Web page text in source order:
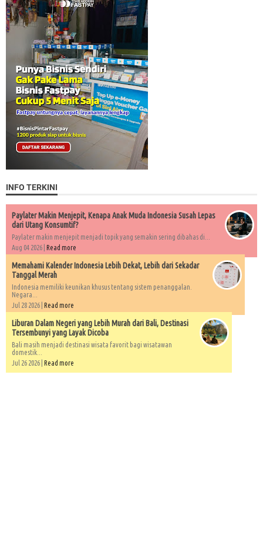
INFO TERKINI
Paylater Makin Menjepit, Kenapa Anak Muda Indonesia Susah Lepas
dari Utang Konsumtif?
Paylater makin menjepit menjadi topik yang semakin sering dibahas di...
Aug 04 2026 | Read more
Memahami Kalender Indonesia Lebih Dekat, Lebih dari Sekadar
Tanggal Merah
Indonesia memiliki keunikan khusus tentang sistem penanggalan.
Negara...
Jul 28 2026 | Read more
Liburan Dalam Negeri yang Lebih Murah dari Bali, Destinasi
Tersembunyi yang Layak Dicoba
Bali masih menjadi destinasi wisata favorit bagi wisatawan
domestik...
Jul 26 2026 | Read more